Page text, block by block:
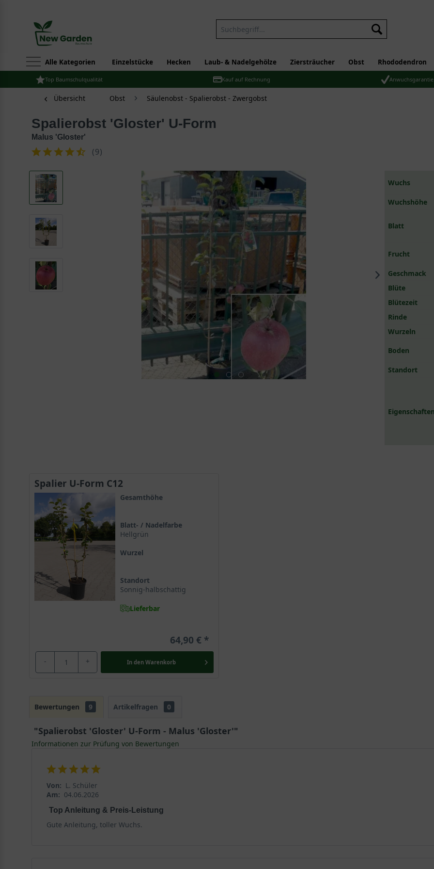
Alle Kategorien Einzelstücke Hecken Laub- & Nadelgehölze Ziersträucher Obst Rhododendron
Top Baumschulqualität Kauf auf Rechnung Anwuchsgarantie
Übersicht Obst Säulenobst - Spalierobst - Zwergobst
Spalierobst 'Gloster' U-Form
Malus 'Gloster'
(9)
Wuchs
Wuchshöhe
Blatt
Frucht
Geschmack
Blüte
Blütezeit
Rinde
Wurzeln
Boden
Standort
Spalier U-Form C12
Gesamthöhe
Blatt- / Nadelfarbe
Hellgrün
Wurzel
Standort
Sonnig-halbschattig
Lieferbar
64,90 €
- + In den Warenkorb
Bewertungen 9 Artikelfragen 0
"Spalierobst 'Gloster' U-Form - Malus 'Gloster'"
Informationen zur Prüfung von Bewertungen
Von: L. Schüler
Am: 04.06.2026
Top Anleitung & Preis-Leistung
Gute Anleitung, toller Wuchs.